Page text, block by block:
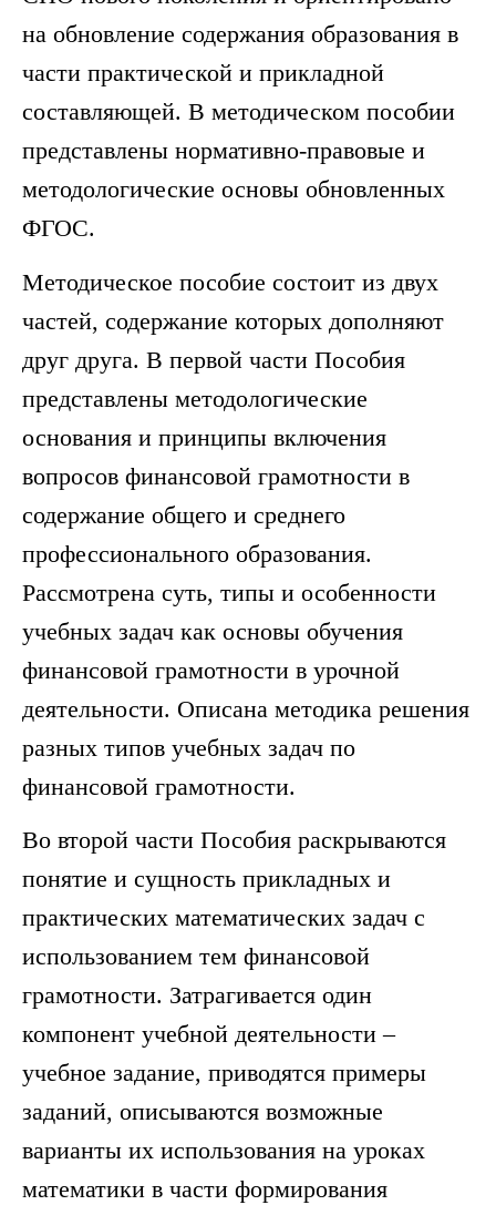
на обновление содержания образования в
части практической и прикладной
составляющей. В методическом пособии
представлены нормативно-правовые и
методологические основы обновленных
ФГОС.
Методическое пособие состоит из двух
частей, содержание которых дополняют
друг друга. В первой части Пособия
представлены методологические
основания и принципы включения
вопросов финансовой грамотности в
содержание общего и среднего
профессионального образования.
Рассмотрена суть, типы и особенности
учебных задач как основы обучения
финансовой грамотности в урочной
деятельности. Описана методика решения
разных типов учебных задач по
финансовой грамотности.
Во второй части Пособия раскрываются
понятие и сущность прикладных и
практических математических задач с
использованием тем финансовой
грамотности. Затрагивается один
компонент учебной деятельности –
учебное задание, приводятся примеры
заданий, описываются возможные
варианты их использования на уроках
математики в части формирования